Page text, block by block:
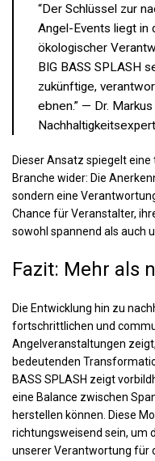
“Der Schlüssel zur
Angel-Events liegt in
ökologischer
BIG BASS SPLASH
zukünftige,
ebnen.” — Dr.
Dieser Ansatz spiegelt
Branche wider: Die
sondern eine
Chance für Veranstalter,
sowohl spannend als auch
Fazit: Mehr als
Die Entwicklung hin zu
fortschrittlichen und
Angelveranstaltungen
bedeutenden
BASS SPLASH zeigt
eine Balance zwischen
herstellen können. Diese
richtungsweisend sein, um
unserer Verantwortung für